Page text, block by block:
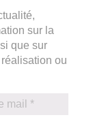
sur la
que sur
ou